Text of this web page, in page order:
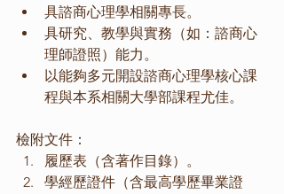
具諮商心理學相關專長。
具研究、教學與實務（如：諮商心
理師證照）能力。
以能夠多元開設諮商心理學核心課
程與本系相關大學部課程尤佳。
檢附文件：
履歷表（含著作目錄）。
學經歷證件（含最高學歷畢業證